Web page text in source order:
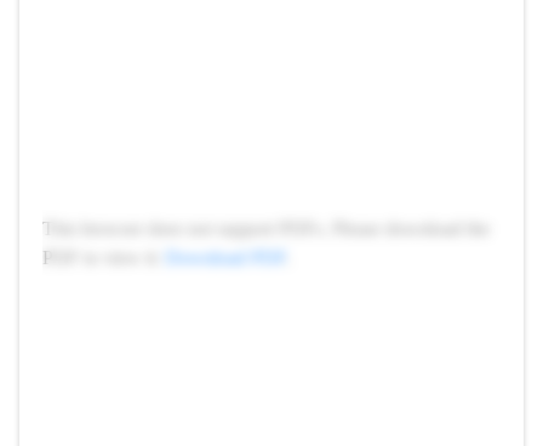
This browser does not support PDFs. Please download the
PDF to view it:
Download PDF